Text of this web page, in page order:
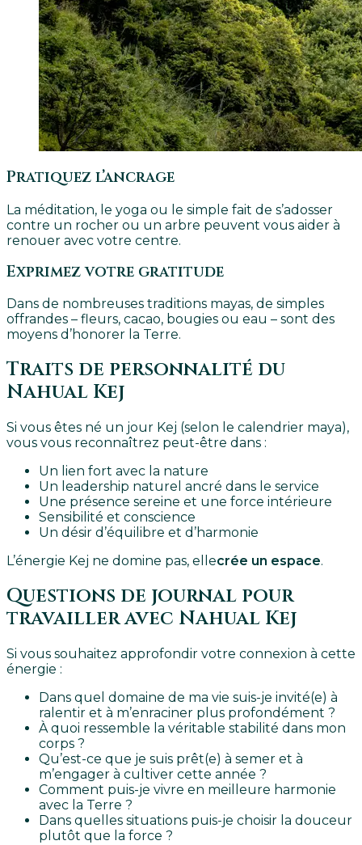
Pratiquez l’ancrage
La méditation, le yoga ou le simple fait de s’adosser
contre un rocher ou un arbre peuvent vous aider à
renouer avec votre centre.
Exprimez votre gratitude
Dans de nombreuses traditions mayas, de simples
offrandes – fleurs, cacao, bougies ou eau – sont des
moyens d’honorer la Terre.
Traits de personnalité du
Nahual Kej
Si vous êtes né un jour Kej (selon le calendrier maya),
vous vous reconnaîtrez peut-être dans :
Un lien fort avec la nature
Un leadership naturel ancré dans le service
Une présence sereine et une force intérieure
Sensibilité et conscience
Un désir d’équilibre et d’harmonie
L’énergie Kej ne domine pas, ellecrée un espace.
Questions de journal pour
travailler avec Nahual Kej
Si vous souhaitez approfondir votre connexion à cette
énergie :
Dans quel domaine de ma vie suis-je invité(e) à
ralentir et à m’enraciner plus profondément ?
À quoi ressemble la véritable stabilité dans mon
corps ?
Qu’est-ce que je suis prêt(e) à semer et à
m’engager à cultiver cette année ?
Comment puis-je vivre en meilleure harmonie
avec la Terre ?
Dans quelles situations puis-je choisir la douceur
plutôt que la force ?